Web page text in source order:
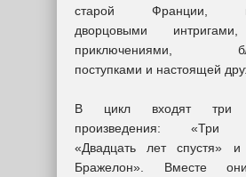
старой Франции,
дворцовыми
приключениями,
поступками и настоящей
В цикл входят три
произведения: «Три
«Двадцать лет спустя»
Бражелон». Вместе